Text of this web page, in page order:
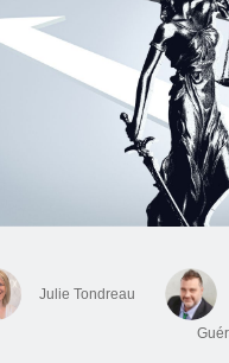
Julie Tondreau